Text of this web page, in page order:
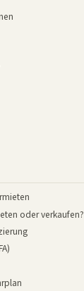
oder verkaufen?